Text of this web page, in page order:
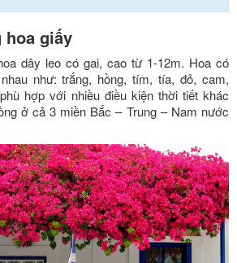
giấy
dây leo có gai, cao từ 1-12m. Hoa có
như: trắng, hồng, tím, tía, đỏ, cam,
hợp với nhiều điều kiện thời tiết khác
ở cả 3 miền Bắc – Trung – Nam nước